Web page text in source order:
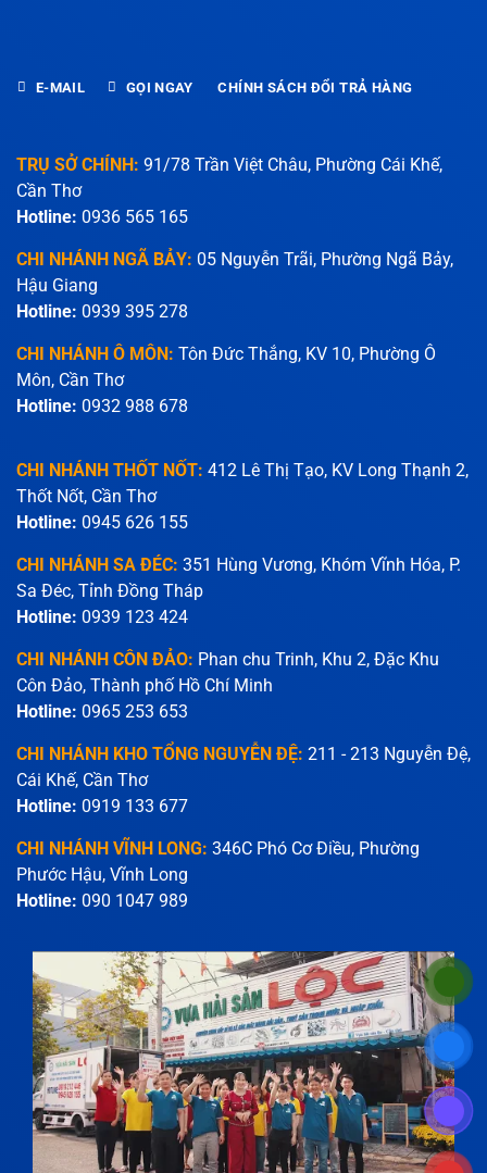
TRỤ SỞ CHÍNH: 91/78 Trần Việt Châu, Phường Cái Khế,
Cần Thơ
Hotline: 0936 565 165
CHI NHÁNH NGÃ BẢY: 05 Nguyễn Trãi, Phường Ngã Bảy,
Hậu Giang
Hotline: 0939 395 278
CHI NHÁNH Ô MÔN: Tôn Đức Thắng, KV 10, Phường Ô
Môn, Cần Thơ
Hotline: 0932 988 678
CHI NHÁNH THỐT NỐT: 412 Lê Thị Tạo, KV Long Thạnh 2,
Thốt Nốt, Cần Thơ
Hotline: 0945 626 155
CHI NHÁNH SA ĐÉC: 351 Hùng Vương, Khóm Vĩnh Hóa, P.
Sa Đéc, Tỉnh Đồng Tháp
Hotline: 0939 123 424
CHI NHÁNH CÔN ĐẢO: Phan chu Trinh, Khu 2, Đặc Khu
Côn Đảo, Thành phố Hồ Chí Minh
Hotline: 0965 253 653
CHI NHÁNH KHO TỔNG NGUYỄN ĐỆ: 211 - 213 Nguyễn Đệ,
Cái Khế, Cần Thơ
Hotline: 0919 133 677
CHI NHÁNH VĨNH LONG: 346C Phó Cơ Điều, Phường
Phước Hậu, Vĩnh Long
Hotline: 090 1047 989
E-MAIL GỌI NGAY CHÍNH SÁCH ĐỔI TRẢ HÀNG